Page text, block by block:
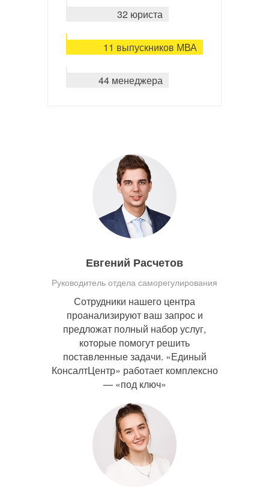
32 юриста
11 выпускников МВА
44 менеджера
Евгений Расчетов
Руководитель отдела саморегулирования
Сотрудники нашего центра
проанализируют ваш запрос и
предложат полный набор услуг,
которые помогут решить
поставленные задачи. «Единый
КонсалтЦентр» работает комплексно
— «под ключ»